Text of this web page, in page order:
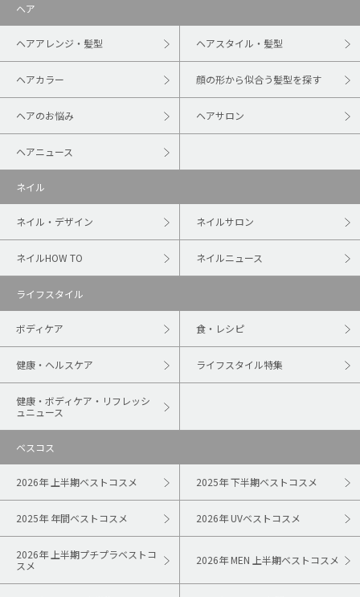
ヘア
ヘアアレンジ・髪型 ヘアスタイル・髪型
ヘアカラー 顔の形から似合う髪型を探す
ヘアのお悩み ヘアサロン
ヘアニュース
ネイル
ネイル・デザイン ネイルサロン
ネイルHOW TO ネイルニュース
ライフスタイル
ボディケア 食・レシピ
健康・ヘルスケア ライフスタイル特集
健康・ボディケア・リフレッシ
ュニュース
ベスコス
2026年 上半期ベストコスメ 2025年 下半期ベストコスメ
2025年 年間ベストコスメ 2026年 UVベストコスメ
2026年 上半期プチプラベストコ
スメ
2026年 MEN 上半期ベストコスメ